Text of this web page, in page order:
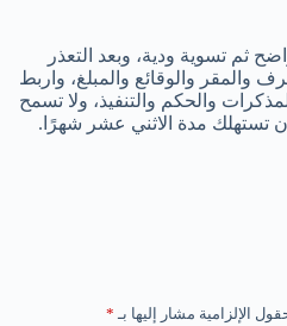
ثم تسوية ودية، وبعد التعذر
والوقائع والمبلغ، واربط
والحكم والتنفيذ، ولا تسمح
تستهلك مدة الاثني عشر شهرًا.
الإلزامية مشار إليها بـ *